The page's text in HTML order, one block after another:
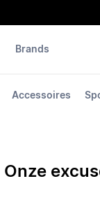
Accessoires
Brands
Onze